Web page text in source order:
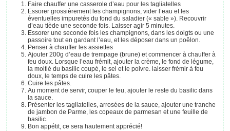
Faire chauffer une casserole d’eau pour les tagliatelles
Essorer grossièrement les champignons, vider l’eau et les
éventuelles impuretés du fond du saladier (« sable »). Recouvrir
d’eau tiède une seconde fois. Laisser agir 5 minutes.
Essorer une seconde fois les champignons, dans les doigts ou une
passoire tout en gardant l’eau, et les déposer dans un poêlon.
Penser à chauffer les assiettes
Ajouter 200g d’eau de trempage (brune) et commencer à chauffer à
feu doux. Lorsque l’eau frémit, ajouter la crème, le fond de légume,
la moitié du basilic coupé, le sel et le poivre. laisser frémir à feu
doux, le temps de cuire les pâtes.
Cuire les pâtes.
Au moment de servir, couper le feu, ajouter le reste du basilic dans
la sauce.
Présenter les tagliatelles, arrosées de la sauce, ajouter une tranche
de jambon de Parme, les copeaux de parmesan et une feuille de
basilic.
Bon appétit, ce sera hautement apprécié!